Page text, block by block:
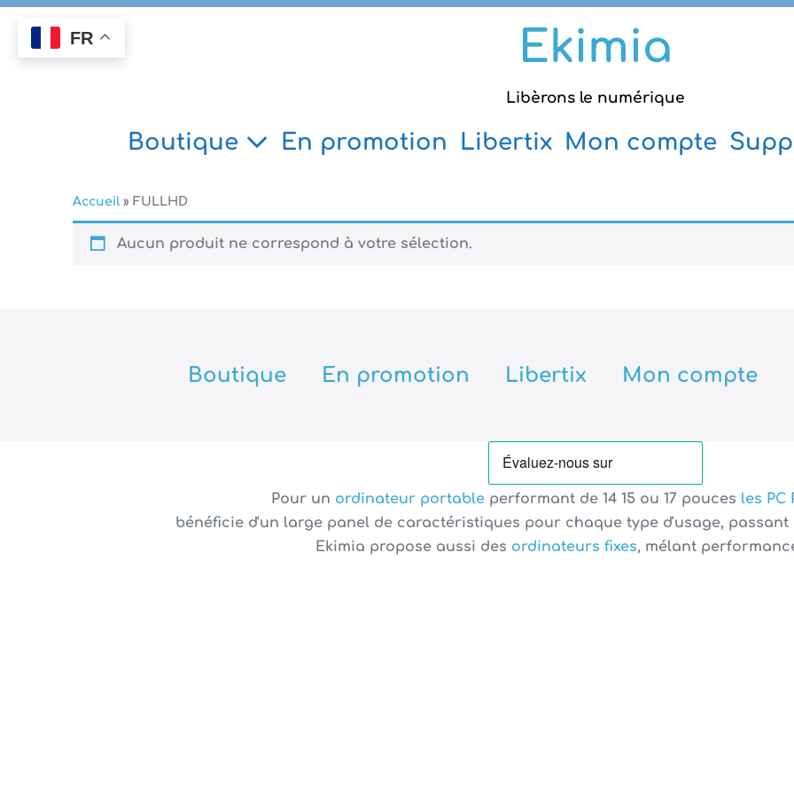
Aller
contenu
Ekimia
Libèrons le numérique
Boutique En promotion Libertix Mon compte
Accueil » FULLHD
Aucun produit ne correspond à votre sélection.
Boutique En promotion Libertix Mon compte
FR
Pour un ordinateur portable performant de 14 15 ou 17 pouces les PC
bénéficie d'un large panel de caractéristiques pour chaque type d'usage,
Ekimia propose aussi des ordinateurs fixes, mélant